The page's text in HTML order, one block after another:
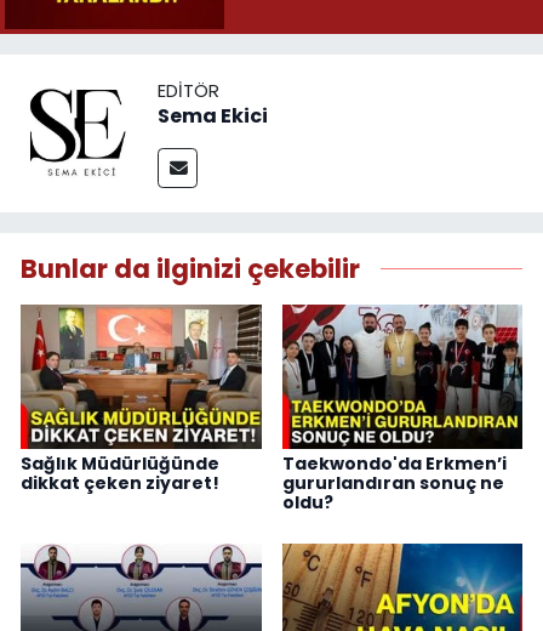
EDITÖR
Sema Ekici
Bunlar da ilginizi çekebilir
Sağlık Müdürlüğünde
dikkat çeken ziyaret!
Taekwondo'da Erkmen’i
gururlandıran sonuç ne
oldu?